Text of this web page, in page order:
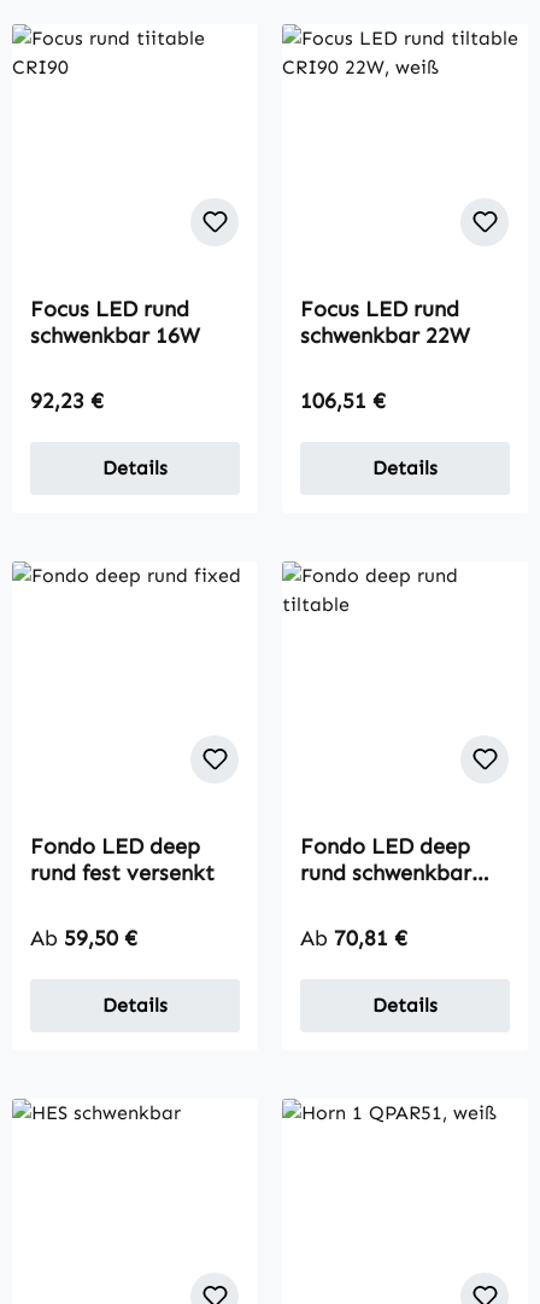
Focus LED rund
schwenkbar 16W
Regulärer Preis:
92,23 €
Details
Focus LED rund
schwenkbar 22W
Regulärer Preis:
106,51 €
Details
Fondo LED deep
rund fest versenkt
Regulärer Preis:
Ab 59,50 €
Details
Fondo LED deep
rund schwenkbar
Regulärer Preis:
Ab 70,81 €
Details